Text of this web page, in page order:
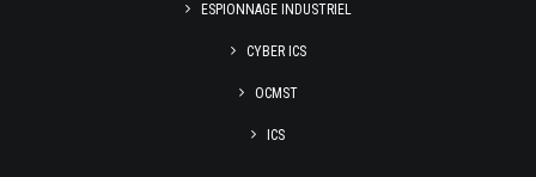
ESPIONNAGE INDUSTRIEL
CYBER ICS
OCMST
ICS